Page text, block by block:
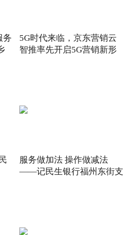
务
5G时代来临，京东营销云
智推率先开启5G营销新形
服务做加法 操作做减法
——记民生银行福州东街支